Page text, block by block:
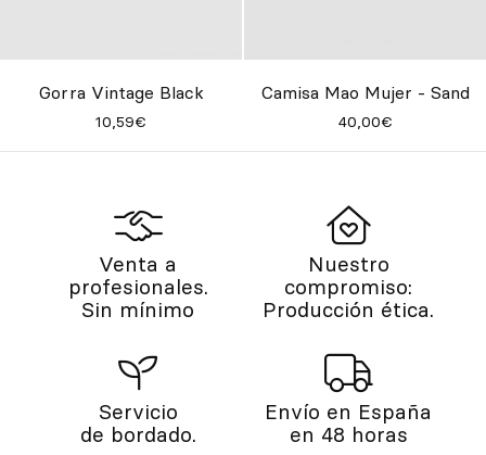
Gorra Vintage Black
10,59€
Camisa Mao Mujer - Sand
40,00€
Venta a
profesionales.
Sin mínimo
Nuestro
compromiso:
Producción ética.
Servicio
de bordado.
Envío en España
en 48 horas